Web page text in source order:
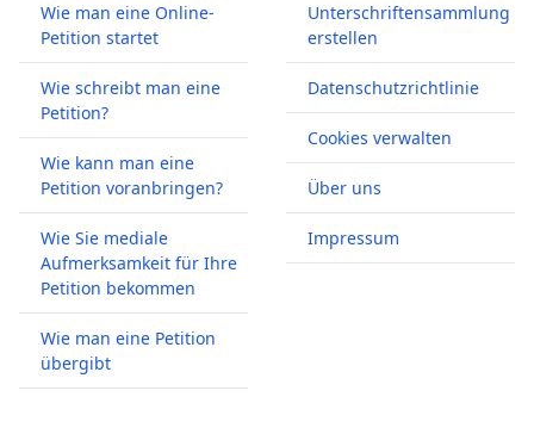
Wie man eine Online-
Petition startet
Wie schreibt man eine
Petition?
Wie kann man eine
Petition voranbringen?
Wie Sie mediale
Aufmerksamkeit für Ihre
Petition bekommen
Wie man eine Petition
übergibt
Unterschriftensammlung
erstellen
Datenschutzrichtlinie
Cookies verwalten
Über uns
Impressum